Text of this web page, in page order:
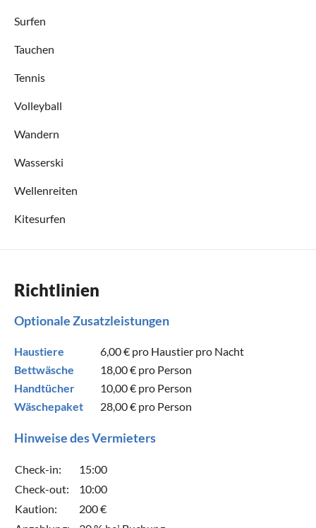
Surfen
Tauchen
Tennis
Volleyball
Wandern
Wasserski
Wellenreiten
Kitesurfen
Richtlinien
Optionale Zusatzleistungen
Haustiere 6,00 € pro Haustier pro Nacht
Bettwäsche
18,00 € pro Person
Handtücher
10,00 € pro Person
Wäschepaket
28,00 € pro Person
Hinweise des Vermieters
Check-in:
15:00
Check-out:
10:00
Kaution:
200 €